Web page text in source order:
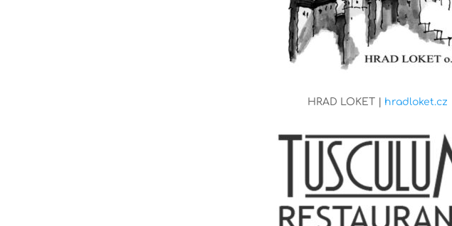
HRAD LOKET | hradloket.cz